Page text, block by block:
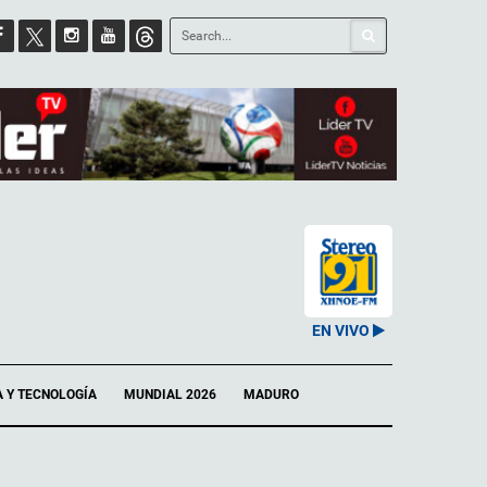
EN VIVO
Y TECNOLOGÍA MUNDIAL 2026 MADURO